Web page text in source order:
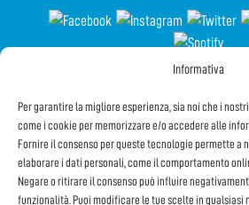
Informativa
Per garantire la migliore esperienza, sia noi che i
come i cookie per memorizzare e/o accedere alle
Fornire il consenso per queste tecnologie permette a
elaborare i dati personali, come il comportamento
Negare o ritirare il consenso può influire
funzionalità. Puoi modificare le tue scelte in qualsiasi
Iscriviti alla